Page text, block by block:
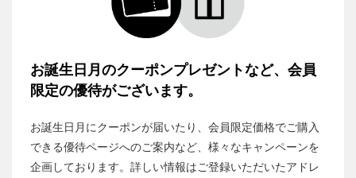
お誕生日月のクーポンプレゼントなど、会員
限定の優待がございます。
お誕生日月にクーポンが届いたり、会員限定価格でご購入
できる優待ページへのご案内など、様々なキャンペーンを
企画しております。詳しい情報はご登録いただいたアドレ